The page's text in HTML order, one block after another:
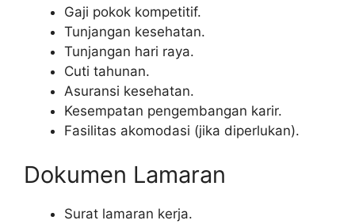
Gaji pokok kompetitif.
Tunjangan kesehatan.
Tunjangan hari raya.
Cuti tahunan.
Asuransi kesehatan.
Kesempatan pengembangan karir.
Fasilitas akomodasi (jika diperlukan).
Dokumen Lamaran
Surat lamaran kerja.